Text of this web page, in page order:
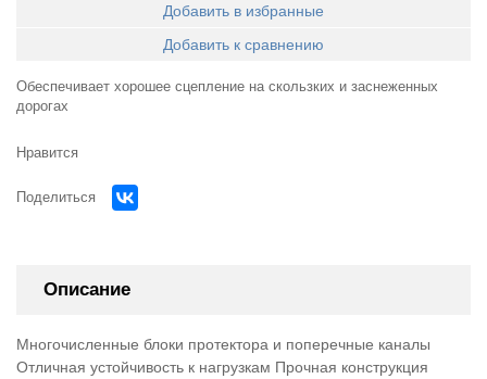
Добавить в избранные
Добавить к сравнению
Обеспечивает хорошее сцепление на скользких и заснеженных
дорогах
Нравится
Поделиться
Описание
Многочисленные блоки протектора и поперечные каналы
Отличная устойчивость к нагрузкам Прочная конструкция